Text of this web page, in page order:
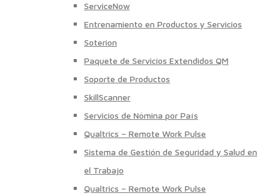
ServiceNow
Entrenamiento en Productos y Servicios
Soterion
Paquete de Servicios Extendidos QM
Soporte de Productos
SkillScanner
Servicios de Nómina por País
Qualtrics – Remote Work Pulse
Sistema de Gestión de Seguridad y Salud en
el Trabajo
Qualtrics – Remote Work Pulse